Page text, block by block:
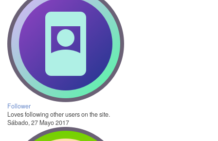
Follower
Loves following other users on the site.
Sábado, 27 Mayo 2017